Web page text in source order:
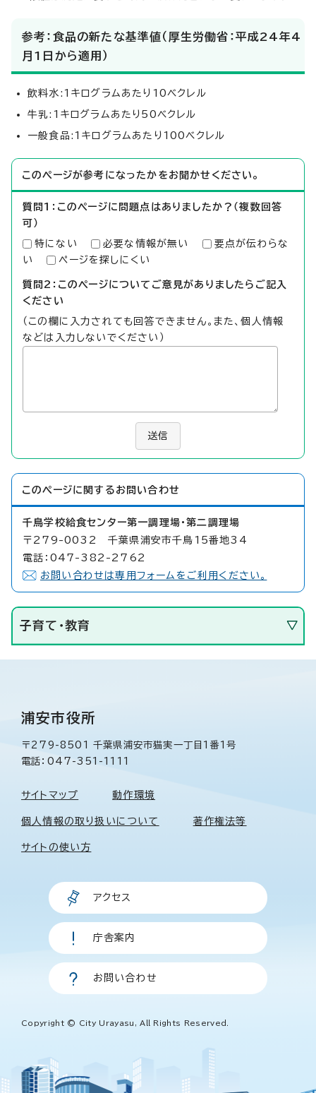
参考：食品の新たな基準値（厚生労働省：平成24年4
月1日から適用）
飲料水:1キログラムあたり10ベクレル
牛乳:1キログラムあたり50ベクレル
一般食品:1キログラムあたり100ベクレル
このページが参考になったかをお聞かせください。
質問1：このページに問題点はありましたか？（複数回答
可）
特にない 必要な情報が無い
要点が伝わらな
い
ページを探しにくい
質問2：このページについてご意見がありましたらご記入
ください
（この欄に入力されても回答できません。また、個人情報
などは入力しないでください）
送信
このページに関する お問い合わせ
千鳥学校給食センター第一調理場・第二調理場
〒279-0032 千葉県浦安市千鳥15番地34
電話：047-382-2762
お問い合わせは専用フォームをご利用ください。
子育て・教育
浦安市役所
〒279-8501 千葉県浦安市猫実一丁目1番1号
電話：047-351-1111
サイトマップ 動作環境
個人情報の取り扱いについて 著作権法等
サイトの使い方
アクセス
庁舎案内
お問い合わせ
Copyright © City Urayasu, All Rights Reserved.